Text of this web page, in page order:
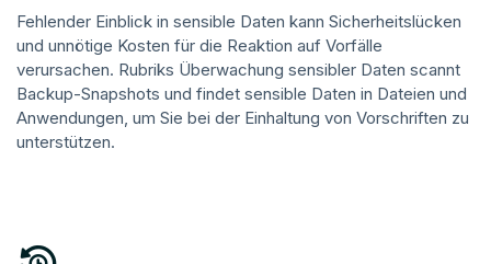
Fehlender Einblick in sensible Daten kann Sicherheitslücken
und unnötige Kosten für die Reaktion auf Vorfälle
verursachen. Rubriks Überwachung sensibler Daten scannt
Backup-Snapshots und findet sensible Daten in Dateien und
Anwendungen, um Sie bei der Einhaltung von Vorschriften zu
unterstützen.